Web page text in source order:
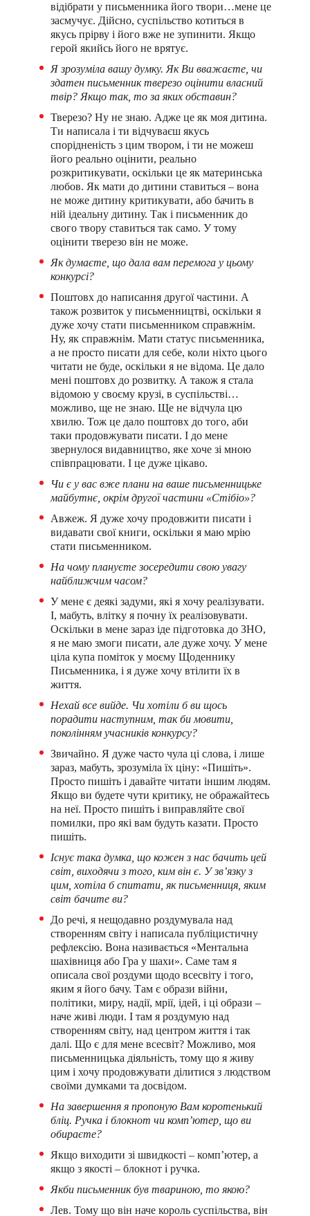
відібрати у письменника його твори…мене це
засмучує. Дійсно, суспільство котиться в
якусь прірву і його вже не зупинити. Якщо
герой якийсь його не врятує.
Я зрозуміла вашу думку.Як Ви вважаєте, чи
здатен письменник тверезо оцінити власний
твір? Якщо так, то за яких обставин?
Тверезо? Ну не знаю. Адже це як моя дитина.
Ти написала і ти відчуваєш якусь
спорідненість з цим твором, і ти не можеш
його реально оцінити, реально
розкритикувати, оскільки це як материнська
любов. Як мати до дитини ставиться – вона
не може дитину критикувати, або бачить в
ній ідеальну дитину. Так і письменник до
свого твору ставиться так само. У тому
оцінити тверезо він не може.
Як думаєте, що дала вам перемога у цьому
конкурсі?
Поштовх до написання другої частини. А
також розвиток у письменництві, оскільки я
дуже хочу стати письменником справжнім.
Ну, як справжнім. Мати статус письменника,
а не просто писати для себе, коли ніхто цього
читати не буде, оскільки я не відома. Це дало
мені поштовх до розвитку. А також я стала
відомою у своєму крузі, в суспільстві…
можливо, ще не знаю. Ще не відчула цю
хвилю. Тож це дало поштовх до того, аби
таки продовжувати писати. І до мене
звернулося видавництво, яке хоче зі мною
співпрацювати. І це дуже цікаво.
Чи є у вас вже плани на ваше письменницьке
майбутнє, окрім другої частини «Стібіо»?
Авжеж. Я дуже хочу продовжити писати і
видавати свої книги, оскільки я маю мрію
стати письменником.
На чому плануєте зосередити свою увагу
найближчим часом?
У мене є деякі задуми, які я хочу реалізувати.
І, мабуть, влітку я почну їх реалізовувати.
Оскільки в мене зараз іде підготовка до ЗНО,
я не маю змоги писати, але дуже хочу. У мене
ціла купа поміток у моєму Щоденнику
Письменника, і я дуже хочу втілити їх в
життя.
Нехай все вийде. Чи хотіли б ви щось
порадити наступним, так би мовити,
поколінням учасників конкурсу?
Звичайно. Я дуже часто чула ці слова, і лише
зараз, мабуть, зрозуміла їх ціну: «Пишіть».
Просто пишіть і давайте читати іншим людям.
Якщо ви будете чути критику, не ображайтесь
на неї. Просто пишіть і виправляйте свої
помилки, про які вам будуть казати. Просто
пишіть.
Існує така думка, що кожен з нас бачить цей
світ, виходячи з того, ким він є. У зв’язку з
цим, хотіла б спитати, як письменниця, яким
світ бачите ви?
До речі, я нещодавно роздумувала над
створенням світу і написала публіцистичну
рефлексію. Вона називається «Ментальна
шахівниця або Гра у шахи». Саме там я
описала свої роздуми щодо всесвіту і того,
яким я його бачу. Там є образи війни,
політики, миру, надії, мрії, ідей, і ці образи –
наче живі люди. І там я роздумую над
створенням світу, над центром життя і так
далі. Що є для мене всесвіт? Можливо, моя
письменницька діяльність, тому що я живу
цим і хочу продовжувати ділитися з людством
своїми думками та досвідом.
На завершення я пропоную Вам коротенький
бліц. Ручка і блокнот чи комп’ютер, що ви
обираєте?
Якщо виходити зі швидкості – комп’ютер, а
якщо з якості – блокнот і ручка.
Якби письменник був твариною, то якою?
Лев. Тому що він наче король суспільства, він